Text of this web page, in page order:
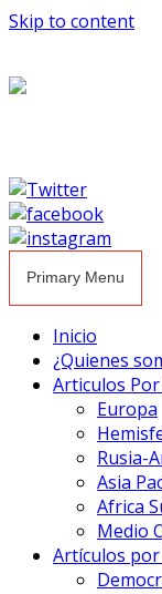
Skip to content
Primary Menu
Inicio
¿Quienes
Articulos
Europa
Rusia-
Asia
Africa
Medio
Artículos